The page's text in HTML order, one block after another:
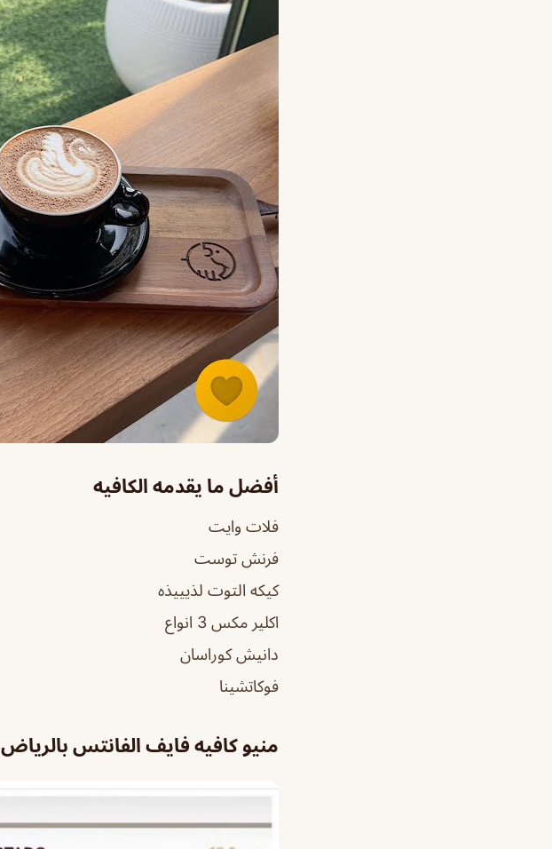
أفضل ما يقدمه الكافيه
فلات وايت
فرنش توست
كيكه التوت لذيييذه
اكلير مكس 3 انواع
دانيش كوراسان
فوكاتشينا
منيو كافيه فايف الفانتس بالرياض